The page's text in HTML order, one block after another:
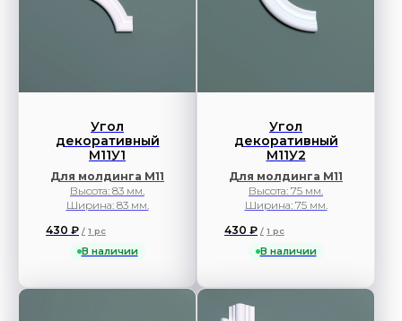
Угол
декоративный
М11У1
Для молдинга М11
Высота: 83 мм.
Ширина: 83 мм.
430 ₽ / 1 pc
В наличии
Угол
декоративный
М11У2
Для молдинга М11
Высота: 75 мм.
Ширина: 75 мм.
430 ₽ / 1 pc
В наличии